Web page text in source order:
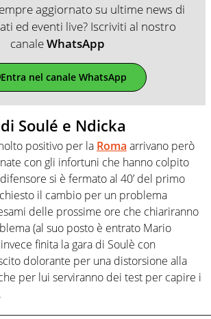
aggiornato su ultime news di
ed eventi live? Iscriviti al nostro
canaleWhatsApp
Entra nel canale WhatsApp
Soulé e Ndicka
positivo per la Roma arrivano però
con gli infortuni che hanno colpito
si è fermato al 40’ del primo
il cambio per un problema
delle prossime ore che chiariranno
(al suo posto è entrato Mario
finita la gara di Soulè con
dolorante per una distorsione alla
per lui serviranno dei test per capire i